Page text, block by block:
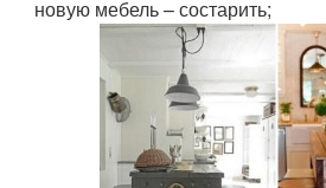
новую мебель – состарить;